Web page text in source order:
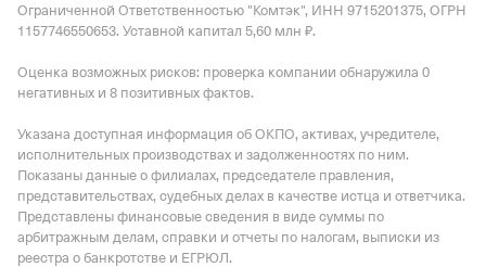
Ограниченной Ответственностью "Комтэк", ИНН 9715201375, ОГРН
1157746550653. Уставной капитал 5,60 млн ₽.
Оценка возможных рисков: проверка компании обнаружила 0
негативных и 8 позитивных фактов.
Указана доступная информация об ОКПО, активах, учредителе,
исполнительных производствах и задолженностях по ним.
Показаны данные о филиалах, председателе правления,
представительствах, судебных делах в качестве истца и ответчика.
Представлены финансовые сведения в виде суммы по
арбитражным делам, справки и отчеты по налогам, выписки из
реестра о банкротстве и ЕГРЮЛ.